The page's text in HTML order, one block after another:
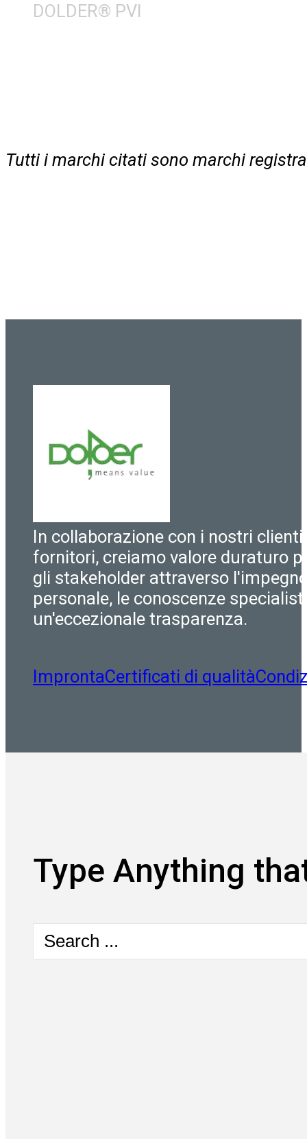
DOLDER® PVI
Tutti i marchi citati sono marchi
In collaborazione con i nostri clienti
fornitori, creiamo valore duraturo
gli stakeholder attraverso
personale, le conoscenze
un'eccezionale trasparenza.
ImprontaCertificati di qualità
Type Anything
Search
...